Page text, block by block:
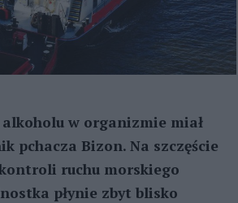
w organizmie miał
pchacza Bizon. Na szczęście
ruchu morskiego
płynie zbyt blisko